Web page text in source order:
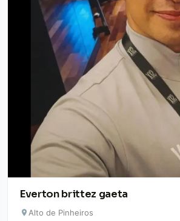
Everton brittez gaeta
Alto de Pinheiros